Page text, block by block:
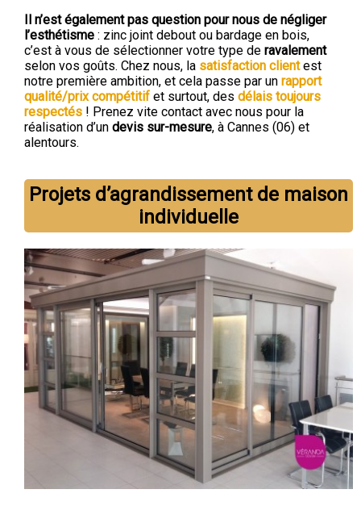
Il n’est également pas question pour nous de négliger
l’esthétisme : zinc joint debout ou bardage en bois,
c’est à vous de sélectionner votre type de ravalement
selon vos goûts. Chez nous, la satisfaction clientest
notre première ambition, et cela passe par un rapport
qualité/prix compétitif et surtout, des délais toujours
respectés ! Prenez vite contact avec nous pour la
réalisation d’un devis sur-mesure, à Cannes (06) et
alentours.
Projets d’agrandissement de maison
individuelle